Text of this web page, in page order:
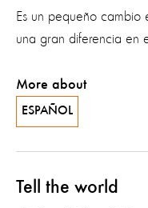
Es un pequeño
una gran diferencia en
More about
ESPAÑOL
Tell the world